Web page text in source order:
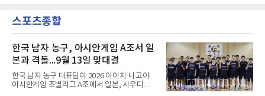
독을 1순위 후보로 정하고 검증한 과정, 이사회
의 최종 승인 경위를 살
현·정현웅과 2학년 정하원이 대상이다.오산고의
성적이 배경이 됐다. 올 시즌 백운기 전국 고등학
컵, K리그 U-17 챔피언십을 잇달아 제패했다.시
기도 맞물렸다. 서울은 9월 시작하는 아시아축
구연맹(AFC) 챔피언스리그2(ACL2)를 앞두고 선
수단 깊이를 더하는 동시에 유스 출신에게 국제
무대 경험을 주려 했다.면면도 다양하다. 측면 공
격수 정현웅은 돌파력이
스포츠종합
한국 남자 농구, 아시안게임 A조서 일
본과 격돌...9월 13일 맞대결
한국 남자 농구 대표팀이 2026 아이치·나고야
아시안게임 조별리그 A조에서 일본, 사우디아라